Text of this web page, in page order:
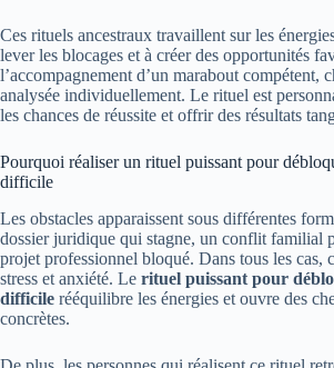
Ces rituels ancestraux travaillent sur les
lever les blocages et à créer des opportunités
l’accompagnement d’un marabout compétent,
analysée individuellement. Le rituel est
les chances de réussite et offrir des résultats
Pourquoi réaliser un rituel puissant pour
difficile
Les obstacles apparaissent sous différentes
dossier juridique qui stagne, un conflit familial
projet professionnel bloqué. Dans tous les cas,
stress et anxiété. Le rituel puissant pour
difficile rééquilibre les énergies et ouvre des
concrètes.